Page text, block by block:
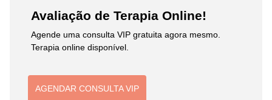
Avaliação de Terapia Online!
Agende uma consulta VIP gratuita agora mesmo.
Terapia online disponível.
AGENDAR CONSULTA VIP